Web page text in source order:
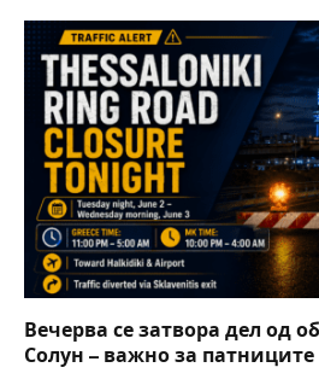
Вечерва се затвора дел од
Солун – важно за